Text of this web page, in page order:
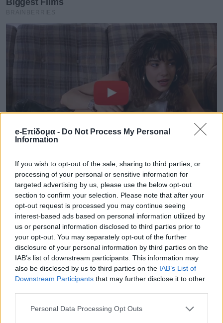
e-Επίδομα - Do Not Process My Personal
Information
If you wish to opt-out of the sale, sharing to third parties, or
processing of your personal or sensitive information for
targeted advertising by us, please use the below opt-out
section to confirm your selection. Please note that after your
opt-out request is processed you may continue seeing
interest-based ads based on personal information utilized by
us or personal information disclosed to third parties prior to
your opt-out. You may separately opt-out of the further
disclosure of your personal information by third parties on the
IAB’s list of downstream participants. This information may
also be disclosed by us to third parties on the IAB’s List of
Downstream Participants that may further disclose it to other
Personal Data Processing Opt Outs